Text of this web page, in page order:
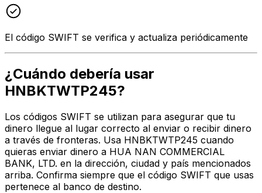
El código SWIFT se verifica y actualiza periódicamente
¿Cuándo debería usar
HNBKTWTP245?
Los códigos SWIFT se utilizan para asegurar que tu
dinero llegue al lugar correcto al enviar o recibir dinero
a través de fronteras. Usa HNBKTWTP245 cuando
quieras enviar dinero a HUA NAN COMMERCIAL
BANK, LTD. en la dirección, ciudad y país mencionados
arriba. Confirma siempre que el código SWIFT que usas
pertenece al banco de destino.